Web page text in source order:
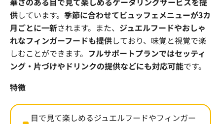
供しています。 季節に合わせてビュッフェメニューが3カ
月ごとに一新されます。また、 ジュエルフードやおしゃ
れなフィンガーフードも提供しており、味覚と視覚で楽
しむことができます。 フルサポートプランではセッティ
ング・片づけやドリンクの提供などにも対応可能です。
特徴
目で見て楽しめるジュエルフードやフィンガー